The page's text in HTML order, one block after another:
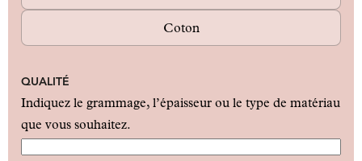
Coton
QUALITÉ
Indiquez le grammage, l’épaisseur ou le type de matériau
que vous souhaitez.